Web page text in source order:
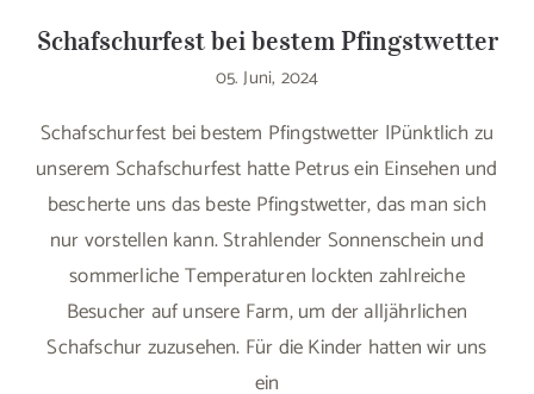
Schafschurfest bei bestem Pfingstwetter
05. Juni, 2024
Schafschurfest bei bestem Pfingstwetter |Pünktlich zu
unserem Schafschurfest hatte Petrus ein Einsehen und
bescherte uns das beste Pfingstwetter, das man sich
nur vorstellen kann. Strahlender Sonnenschein und
sommerliche Temperaturen lockten zahlreiche
Besucher auf unsere Farm, um der alljährlichen
Schafschur zuzusehen. Für die Kinder hatten wir uns
ein